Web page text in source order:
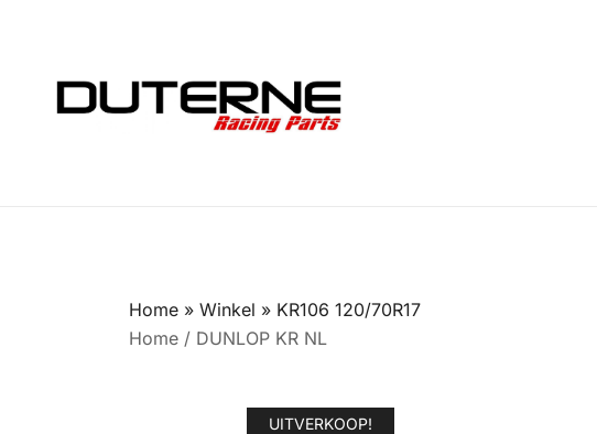
Home » Winkel » KR106 120/70R17
Home / DUNLOP KR NL
UITVERKOOP!